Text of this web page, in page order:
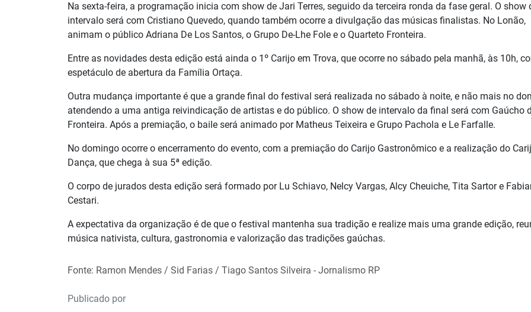
Na sexta-feira, a programação inicia com show de Jari Terres, seguido da terceira ronda da fase geral. O show
intervalo será com Cristiano Quevedo, quando também ocorre a divulgação das músicas finalistas. No Lonão,
animam o público Adriana De Los Santos, o Grupo De-Lhe Fole e o Quarteto Fronteira.
Entre as novidades desta edição está ainda o 1º Carijo em Trova, que ocorre no sábado pela manhã, às 10h,
espetáculo de abertura da Família Ortaça.
Outra mudança importante é que a grande final do festival será realizada no sábado à noite, e não mais no
atendendo a uma antiga reivindicação de artistas e do público. O show de intervalo da final será com Gaúcho
Fronteira. Após a premiação, o baile será animado por Matheus Teixeira e Grupo Pachola e Le Farfalle.
No domingo ocorre o encerramento do evento, com a premiação do Carijo Gastronômico e a realização do
Dança, que chega à sua 5ª edição.
O corpo de jurados desta edição será formado por Lu Schiavo, Nelcy Vargas, Alcy Cheuiche, Tita Sartor e
Cestari.
A expectativa da organização é de que o festival mantenha sua tradição e realize mais uma grande edição,
música nativista, cultura, gastronomia e valorização das tradições gaúchas.
Fonte: Ramon Mendes / Sid Farias / Tiago Santos Silveira - Jornalismo RP
Publicado por